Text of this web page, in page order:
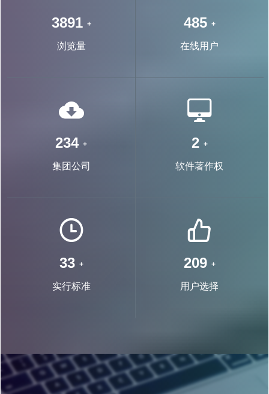
7283 +
浏览量
909 +
在线用户
450 +
集团公司
4 +
软件著作权
64 +
实行标准
401 +
用户选择